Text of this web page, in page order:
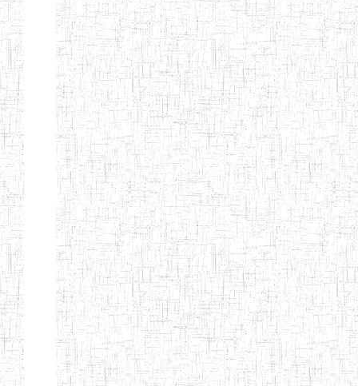
Etablissements
d'enseignement
normal
ENI
Chercher:
Effacer les filtres
Denomination
Type